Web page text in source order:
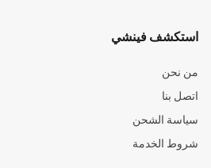
استكشف فينشي
من نحن
اتصل بنا
سياسة الشحن
شروط الخدمة